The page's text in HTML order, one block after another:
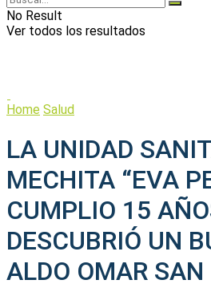
No Result
Ver todos los resultados
Home Salud
LA UNIDAD
MECHITA “EVA
CUMPLIO 15
DESCUBRIÓ UN
ALDO OMAR SAN